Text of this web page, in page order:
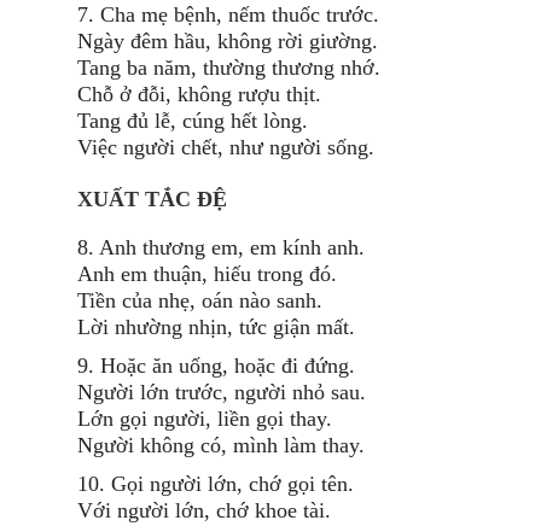
7. Cha mẹ bệnh, nếm thuốc trước.
Ngày đêm hầu, không rời giường.
Tang ba năm, thường thương nhớ.
Chỗ ở đỗi, không rượu thịt.
Tang đủ lễ, cúng hết lòng.
Việc người chết, như người sống.
XUẤT TẮC ĐỆ
8. Anh thương em, em kính anh.
Anh em thuận, hiếu trong đó.
Tiền của nhẹ, oán nào sanh.
Lời nhường nhịn, tức giận mất.
9. Hoặc ăn uống, hoặc đi đứng.
Người lớn trước, người nhỏ sau.
Lớn gọi người, liền gọi thay.
Người không có, mình làm thay.
10. Gọi người lớn, chớ gọi tên.
Với người lớn, chớ khoe tài.